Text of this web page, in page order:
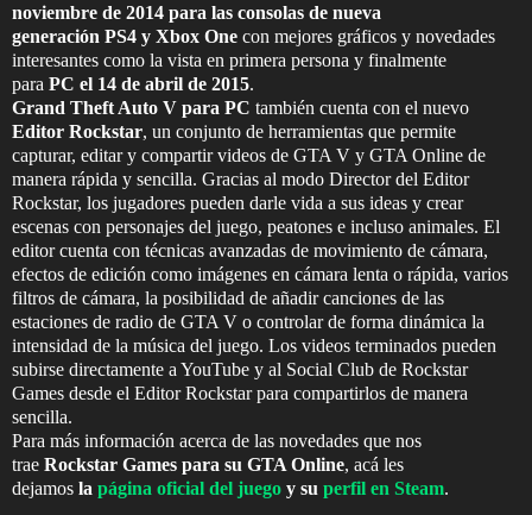
noviembre de 2014 para las consolas de nueva
generación PS4 y Xbox One con mejores gráficos y novedades
interesantes como la vista en primera persona y finalmente
para PC el 14 de abril de 2015.
Grand Theft Auto V para PC también cuenta con el nuevo
Editor Rockstar, un conjunto de herramientas que permite
capturar, editar y compartir videos de GTA V y GTA Online de
manera rápida y sencilla. Gracias al modo Director del Editor
Rockstar, los jugadores pueden darle vida a sus ideas y crear
escenas con personajes del juego, peatones e incluso animales. El
editor cuenta con técnicas avanzadas de movimiento de cámara,
efectos de edición como imágenes en cámara lenta o rápida, varios
filtros de cámara, la posibilidad de añadir canciones de las
estaciones de radio de GTA V o controlar de forma dinámica la
intensidad de la música del juego. Los videos terminados pueden
subirse directamente a YouTube y al Social Club de Rockstar
Games desde el Editor Rockstar para compartirlos de manera
sencilla.
Para más información acerca de las novedades que nos
trae Rockstar Games para su GTA Online, acá les
dejamos la página oficial del juego y su perfil en Steam.